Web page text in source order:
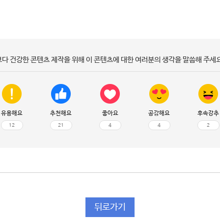
다 건강한 콘텐츠 제작을 위해 이 콘텐츠에 대한 여러분의 생각을 말씀해 주세
유용해요
12
추천해요
21
좋아요
4
공감해요
4
후속강추
2
뒤로가기